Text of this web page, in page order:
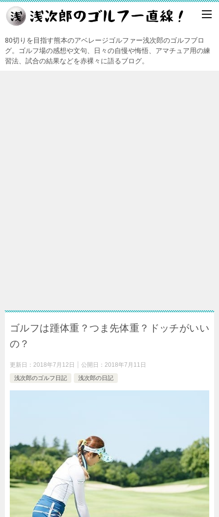
80切りを目指す熊本のアベレージゴルファー浅次郎のゴルフブロ
グ。ゴルフ場の感想や文句、日々の自慢や悔悟、アマチュア用の練
習法、試合の結果などを赤裸々に語るブログ。
ゴルフは踵体重？つま先体重？ドッチがいい
の？
更新日： 2018年7月12日 公開日： 2018年7月11日
浅次郎のゴルフ日記
浅次郎の日記